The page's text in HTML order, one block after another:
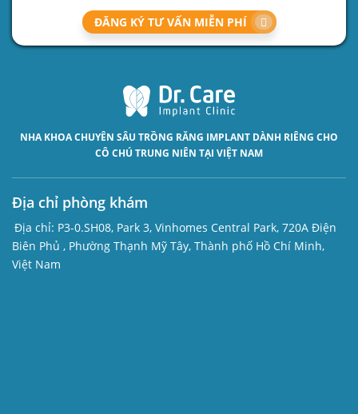
ĐĂNG KÝ TƯ VẤN MIỄN PHÍ
NHA KHOA CHUYÊN SÂU TRỒNG RĂNG IMPLANT DÀNH RIÊNG CHO
CÔ CHÚ TRUNG NIÊN TẠI VIỆT NAM
Địa chỉ phòng khám
Địa chỉ: P3-0.SH08, Park 3, Vinhomes Central Park, 720A Điện
Biên Phủ , Phường Thạnh Mỹ Tây, Thành phố Hồ Chí Minh,
Việt Nam